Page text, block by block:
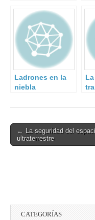
David Ríos.
Ladrones en la
niebla
La
la
Post
navigation
← La seguridad del
ultraterrestre
CATEGORÍAS